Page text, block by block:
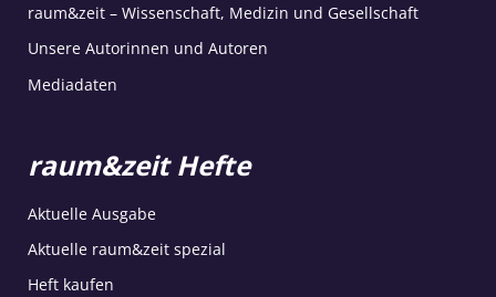
raum&zeit – Wissenschaft, Medizin und Gesellschaft
Unsere Autorinnen und Autoren
Mediadaten
raum&zeit Hefte
Aktuelle Ausgabe
Aktuelle raum&zeit spezial
Heft kaufen